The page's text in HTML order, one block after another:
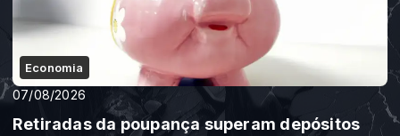
Economia
07/08/2026
Retiradas da poupança superam depósitos